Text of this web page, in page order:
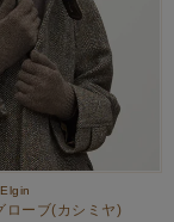
ローブ(カシミヤ)